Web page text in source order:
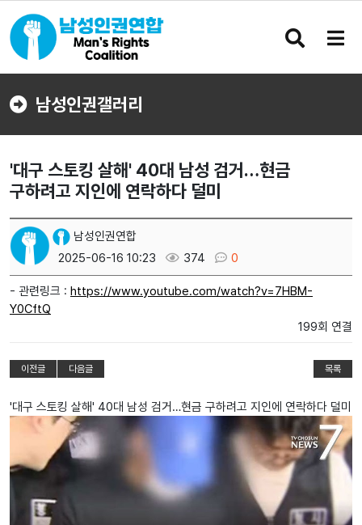
검
버
메
버
남성인권갤러리
'대구 스토킹 살해' 40대 남성 검거…현금
구하려고 지인에 연락하다 덜미
남성인권연합
2025-06-16 10:23
374 0
- 관련링크 : https://www.youtube.com/watch?v=7HBM-
Y0CftQ
199회 연결
이전글 다음글 목록
'대구 스토킹 살해' 40대 남성 검거…현금 구하려고 지인에 연락하다 덜미